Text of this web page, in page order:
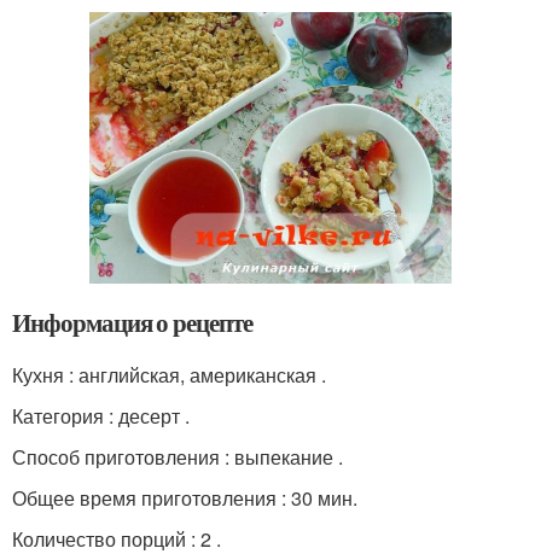
Информация о рецепте
Кухня : английская, американская .
Категория : десерт .
Способ приготовления : выпекание .
Общее время приготовления : 30 мин.
Количество порций : 2 .